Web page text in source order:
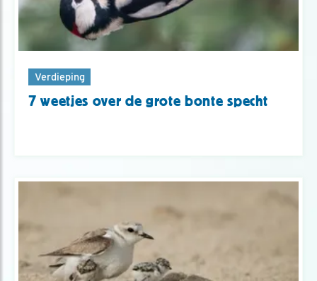
Verdieping
7 weetjes over de grote bonte specht